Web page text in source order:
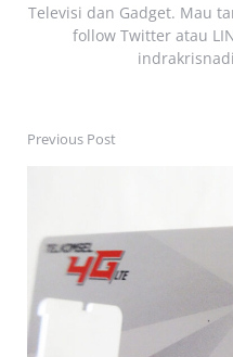
Televisi dan Gadget. Mau
follow Twitter atau
PostPrevious Post